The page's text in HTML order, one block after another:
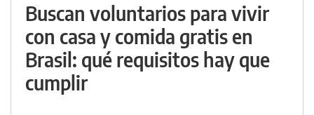
Buscan voluntarios para vivir
con casa y comida gratis en
Brasil: qué requisitos hay que
cumplir